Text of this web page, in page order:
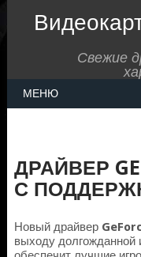
Свежие
МЕНЮ
ДРАЙВЕР
С
Новый драйвер
выходу долгожданной